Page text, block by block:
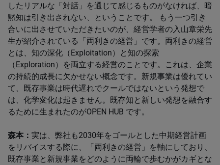
したリアルな「対話」を通じて感じるものがなければ、暗
黙知は引き出されない、ということです。 もう一つ引き
合いに出させていただきたいのが、経営学者の入山章栄先
生が紹介されている「両利きの経営」です。両利きの経営
とは、知の深化（Exploitation）と知の探索
（Exploration）を両立する経営のことです。これは、企業
の持続的成長に欠かせない概念です。新規事業は優れてい
て、既存事業は時代遅れでクールではないという発想で
は、化学変化は起きません。既存知と新しい発想を融合す
るために生まれたのがOPEN HUB です。
森本： 実は、弊社も2030年をゴールとした中期経営計画
をリバイスする際に、「両利きの経営」を軸にしており、
既存事業と新規事業をどのように両輪で歩むかがカギとな